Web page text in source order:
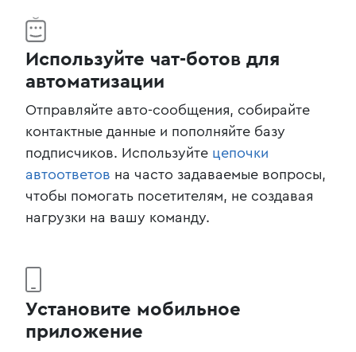
Используйте чат-ботов для
автоматизации
Отправляйте авто-сообщения, собирайте
контактные данные и пополняйте базу
подписчиков. Используйте цепочки
автоответов на часто задаваемые вопросы,
чтобы помогать посетителям, не создавая
нагрузки на вашу команду.
Установите мобильное
приложение